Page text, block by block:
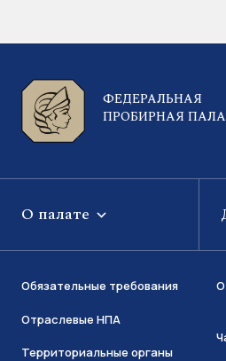
ФЕДЕРАЛЬНАЯ
ПРОБИРНАЯ
О палате
Обязательные требования
Отраслевые НПА
Территориальные органы